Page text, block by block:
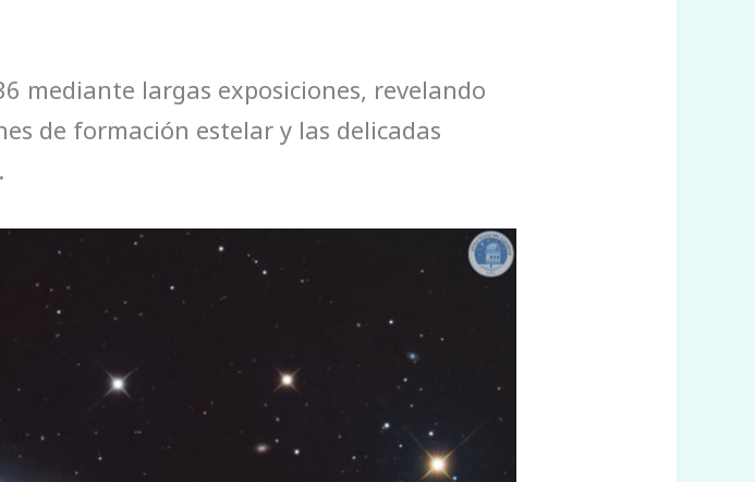
mediante largas exposiciones, revelando
de formación estelar y las delicadas